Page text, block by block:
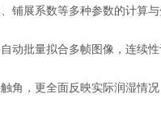
铺展系数等多种参数的计算与
动批量拟合多帧图像，连续
角，更全面反映实际润湿情况